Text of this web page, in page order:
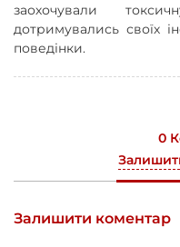
заохочували
дотримувались своїх
поведінки.
0
Залишити коментар